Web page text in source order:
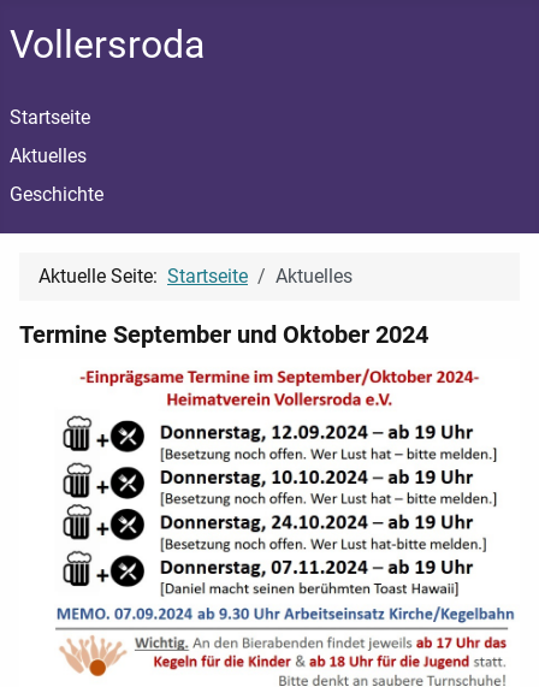
Vollersroda
Startseite
Aktuelles
Geschichte
Aktuelle Seite: Startseite Aktuelles
Termine September und Oktober 2024